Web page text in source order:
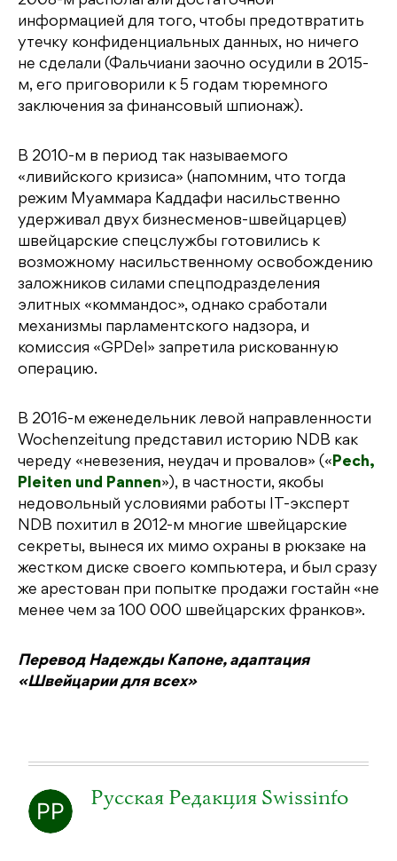
информацией для того, чтобы предотвратить
утечку конфиденциальных данных, но ничего
не сделали (Фальчиани заочно осудили в 2015-
м, его приговорили к 5 годам тюремного
заключения за финансовый шпионаж).
В 2010-м в период так называемого
«ливийского кризиса» (напомним, что тогда
режим Муаммара Каддафи насильственно
удерживал двух бизнесменов-швейцарцев)
швейцарские спецслужбы готовились к
возможному насильственному освобождению
заложников силами спецподразделения
элитных «коммандос», однако сработали
механизмы парламентского надзора, и
комиссия «GPDel» запретила рискованную
операцию.
В 2016-м еженедельник левой направленности
Wochenzeitung представил историю NDB как
череду «невезения, неудач и провалов» (« Pech,
Pleiten und Pannen»), в частности, якобы
недовольный условиями работы IT-эксперт
NDB похитил в 2012-м многие швейцарские
секреты, вынеся их мимо охраны в рюкзаке на
жестком диске своего компьютера, и был сразу
же арестован при попытке продажи гостайн «не
менее чем за 100 000 швейцарских франков».
Перевод Надежды Капоне, адаптация
«Швейцарии для всех»
Русская Редакция Swissinfo